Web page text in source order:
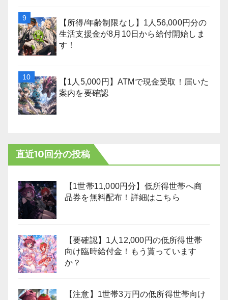
【所得/年齢制限なし】1人56,000円分の
生活支援金が8月10日から給付開始しま
す！
【1人5,000円】ATMで現金受取！届いた
案内を要確認
直近10回分の投稿
【1世帯11,000円分】低所得世帯へ商
品券を無料配布！詳細はこちら
【要確認】1人12,000円の低所得世帯
向け臨時給付金！もう貰っています
か？
【注意】1世帯3万円の低所得世帯向け